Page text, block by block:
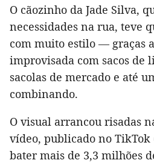
O cãozinho da Jade Silva,
necessidades na rua, teve
com muito estilo — graças
improvisada com sacos de
sacolas de mercado e até
combinando.
O visual arrancou risadas
vídeo, publicado no TikTok
bater mais de 3,3 milhões